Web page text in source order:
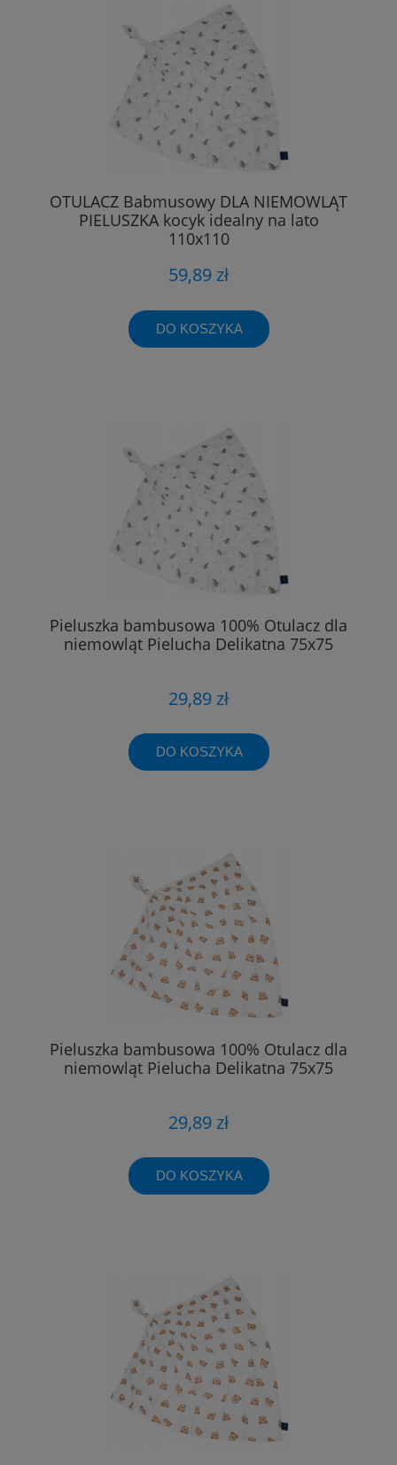
OTULACZ Babmusowy DLA NIEMOWLĄT
PIELUSZKA kocyk idealny na lato
110x110
59,89 zł
DO KOSZYKA
Pieluszka bambusowa 100% Otulacz dla
niemowląt Pielucha Delikatna 75x75
29,89 zł
DO KOSZYKA
Pieluszka bambusowa 100% Otulacz dla
niemowląt Pielucha Delikatna 75x75
29,89 zł
DO KOSZYKA